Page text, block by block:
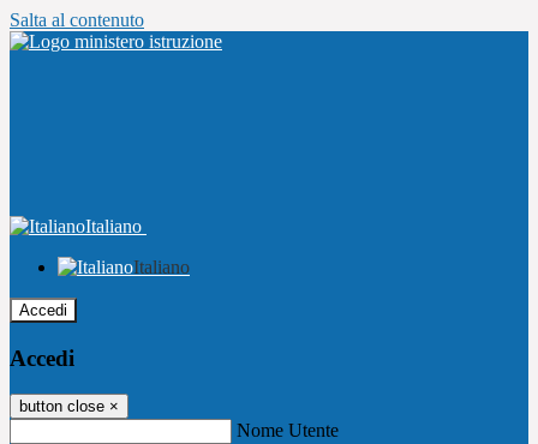
Salta al contenuto
Italiano
Italiano
Accedi
Accedi
button close ×
Nome Utente